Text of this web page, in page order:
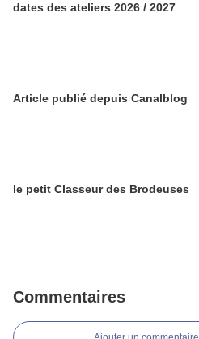
dates des ateliers 2026 / 2027
Article publié depuis Canalblog
le petit Classeur des Brodeuses
Commentaires